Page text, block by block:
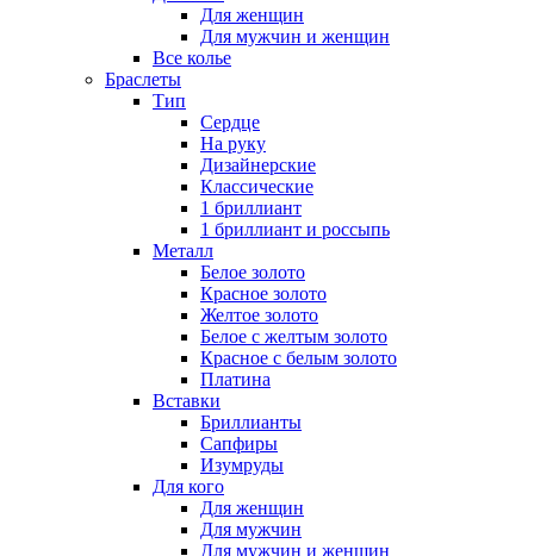
Для женщин
Для мужчин и женщин
Все колье
Браслеты
Тип
Сердце
На руку
Дизайнерские
Классические
1 бриллиант
1 бриллиант и россыпь
Металл
Белое золото
Красное золото
Желтое золото
Белое с желтым золото
Красное с белым золото
Платина
Вставки
Бриллианты
Сапфиры
Изумруды
Для кого
Для женщин
Для мужчин
Для мужчин и женщин